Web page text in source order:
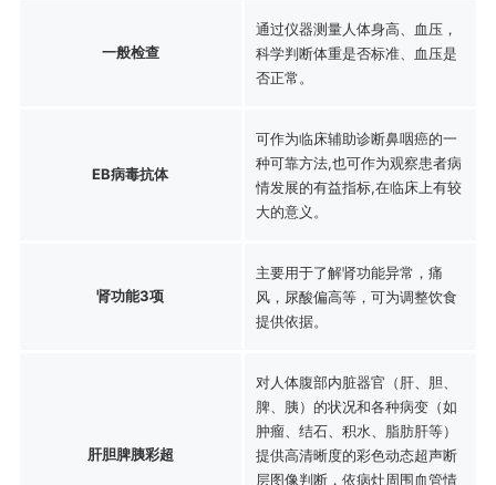
一般检查
通过仪器测量人体身高、血压，
科学判断体重是否标准、血压是
否正常。
EB病毒抗体
可作为临床辅助诊断鼻咽癌的一
种可靠方法,也可作为观察患者病
情发展的有益指标,在临床上有较
大的意义。
肾功能3项
主要用于了解肾功能异常，痛
风，尿酸偏高等，可为调整饮食
提供依据。
肝胆脾胰彩超
对人体腹部内脏器官（肝、胆、
脾、胰）的状况和各种病变（如
肿瘤、结石、积水、脂肪肝等）
提供高清晰度的彩色动态超声断
层图像判断，依病灶周围血管情